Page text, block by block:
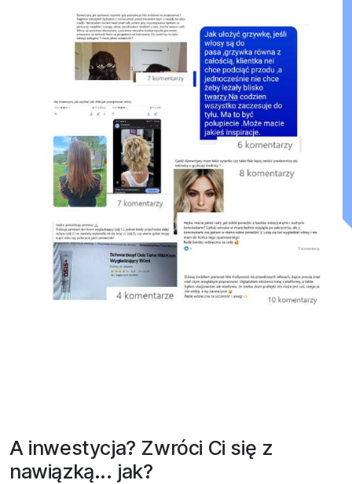
A inwestycja? Zwróci Ci się z
nawiązką... jak?